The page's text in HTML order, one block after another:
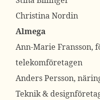
Christina Nordin
Almega
Ann-Marie Fransson,
telekomföretagen
Anders Persson,
Teknik &